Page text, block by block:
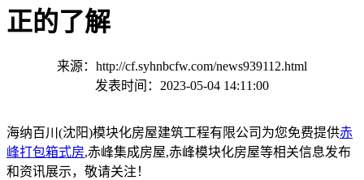
正的了解
来源：http://cf.syhnbcfw.com/news939112.html
发表时间：2023-05-04 14:11:00
海纳百川(沈阳)模块化房屋建筑工程有限公司为您免费提供赤
峰打包箱式房,赤峰集成房屋,赤峰模块化房屋等相关信息发布
和资讯展示，敬请关注！